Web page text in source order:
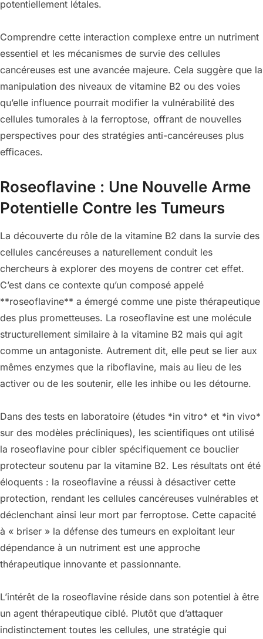
potentiellement létales.
Comprendre cette interaction complexe entre un nutriment
essentiel et les mécanismes de survie des cellules
cancéreuses est une avancée majeure. Cela suggère que la
manipulation des niveaux de vitamine B2 ou des voies
qu’elle influence pourrait modifier la vulnérabilité des
cellules tumorales à la ferroptose, offrant de nouvelles
perspectives pour des stratégies anti-cancéreuses plus
efficaces.
Roseoflavine : Une Nouvelle Arme
Potentielle Contre les Tumeurs
La découverte du rôle de la vitamine B2 dans la survie des
cellules cancéreuses a naturellement conduit les
chercheurs à explorer des moyens de contrer cet effet.
C’est dans ce contexte qu’un composé appelé
**roseoflavine** a émergé comme une piste thérapeutique
des plus prometteuses. La roseoflavine est une molécule
structurellement similaire à la vitamine B2 mais qui agit
comme un antagoniste. Autrement dit, elle peut se lier aux
mêmes enzymes que la riboflavine, mais au lieu de les
activer ou de les soutenir, elle les inhibe ou les détourne.
Dans des tests en laboratoire (études *in vitro* et *in vivo*
sur des modèles précliniques), les scientifiques ont utilisé
la roseoflavine pour cibler spécifiquement ce bouclier
protecteur soutenu par la vitamine B2. Les résultats ont été
éloquents : la roseoflavine a réussi à désactiver cette
protection, rendant les cellules cancéreuses vulnérables et
déclenchant ainsi leur mort par ferroptose. Cette capacité
à « briser » la défense des tumeurs en exploitant leur
dépendance à un nutriment est une approche
thérapeutique innovante et passionnante.
L’intérêt de la roseoflavine réside dans son potentiel à être
un agent thérapeutique ciblé. Plutôt que d’attaquer
indistinctement toutes les cellules, une stratégie qui